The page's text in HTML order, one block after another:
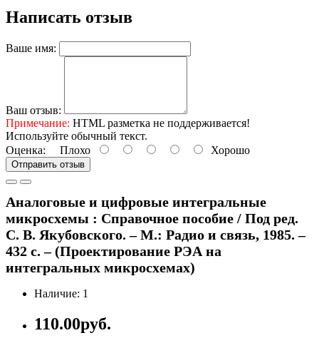
Написать отзыв
Ваше имя:
Ваш отзыв:
Примечание: HTML разметка не поддерживается!
Используйте обычный текст.
Оценка: Плохо Хорошо
Отправить отзыв
Аналоговые и цифровые интегральные
микросхемы : Справочное пособие / Под ред.
С. В. Якубовского. – М.: Радио и связь, 1985. –
432 с. – (Проектирование РЭА на
интегральных микросхемах)
Наличие: 1
110.00руб.